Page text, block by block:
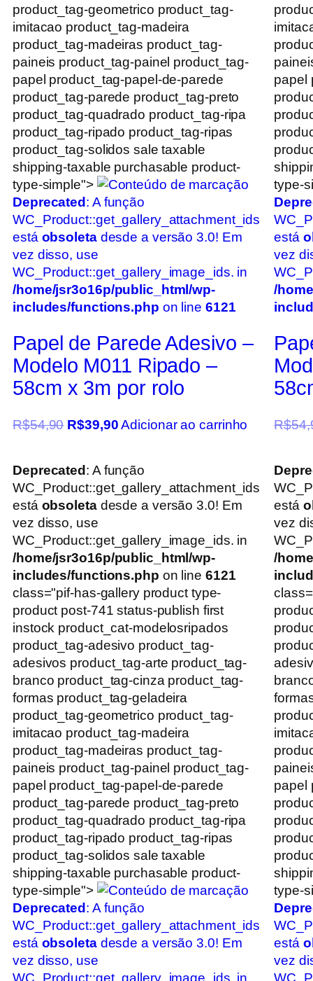
product_tag-geometrico product_tag-
imitacao product_tag-madeira
product_tag-madeiras product_tag-
paineis product_tag-painel product_tag-
papel product_tag-papel-de-parede
product_tag-parede product_tag-preto
product_tag-quadrado product_tag-ripa
product_tag-ripado product_tag-ripas
product_tag-solidos sale taxable
shipping-taxable purchasable product-
type-simple">
Deprecated: A função
WC_Product::get_gallery_attachment_ids
está obsoletadesde a versão 3.0! Em
vez disso, use
WC_Product::get_gallery_image_ids. in
/home/jsr3o16p/public_html/wp-
includes/functions.php on line 6121
Papel de Parede Adesivo –
Modelo M011 Ripado –
58cm x 3m por rolo
R$54,90 R$39,90 Adicionar ao carrinho
papel
type-
está
vez
/
R$
Deprecated : A função
WC_Product::get_gallery_attachment_ids
está obsoletadesde a versão 3.0! Em
vez disso, use
WC_Product::get_gallery_image_ids. in
/home/jsr3o16p/public_html/wp-
includes/functions.php on line 6121
class="pif-has-gallery product type-
product post-741 status-publish first
instock product_cat-modelosripados
product_tag-adesivo product_tag-
adesivos product_tag-arte product_tag-
branco product_tag-cinza product_tag-
formas product_tag-geladeira
product_tag-geometrico product_tag-
imitacao product_tag-madeira
product_tag-madeiras product_tag-
paineis product_tag-painel product_tag-
papel product_tag-papel-de-parede
product_tag-parede product_tag-preto
product_tag-quadrado product_tag-ripa
product_tag-ripado product_tag-ripas
product_tag-solidos sale taxable
shipping-taxable purchasable product-
type-simple">
Deprecated : A função
WC_Product::get_gallery_attachment_ids
está obsoletadesde a versão 3.0! Em
vez disso, use
WC_Product::get_gallery_image_ids. in
está
vez
/
papel
type-
está
vez